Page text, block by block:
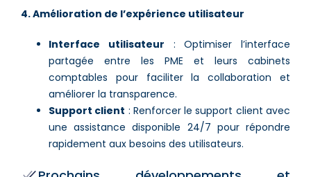
4. Amélioration de l’expérience utilisateur
Interface utilisateur : Optimiser l’interface
partagée entre les PME et leurs cabinets
comptables pour faciliter la collaboration et
améliorer la transparence.
Support client : Renforcer le support client avec
une assistance disponible 24/7 pour répondre
rapidement aux besoins des utilisateurs.